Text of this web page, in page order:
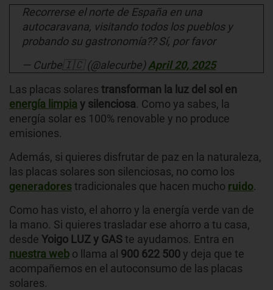
Recorrerse el norte de España en una
autocaravana, visitando todos los pueblos y
probando su gastronomía?? Sí, por favor
— Curbe🇮🇨 (@alecurbe)April 20, 2025
Las placas solares transforman la luz del sol en
energía limpia y silenciosa. Como ya sabes, la
energía solar es 100% renovable y no produce
emisiones.
Además, si quieres disfrutar de paz en la naturaleza,
las placas solares son silenciosas, no como los
generadorestradicionales que hacen mucho ruido.
Como has visto, el ahorro y la energía verde van de
la mano. Si quieres trasladar ese ahorro a tu casa,
desde Yoigo LUZ y GASte ayudamos. Entra en
nuestra web o llama al 900 622 500y deja que te
acompañemos en el autoconsumo de las placas
solares.